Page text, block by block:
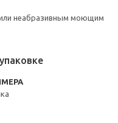
неабразивным моющим